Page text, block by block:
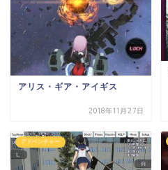
アリス・ギア・アイギス
2018年11月27日
アドベンチャー